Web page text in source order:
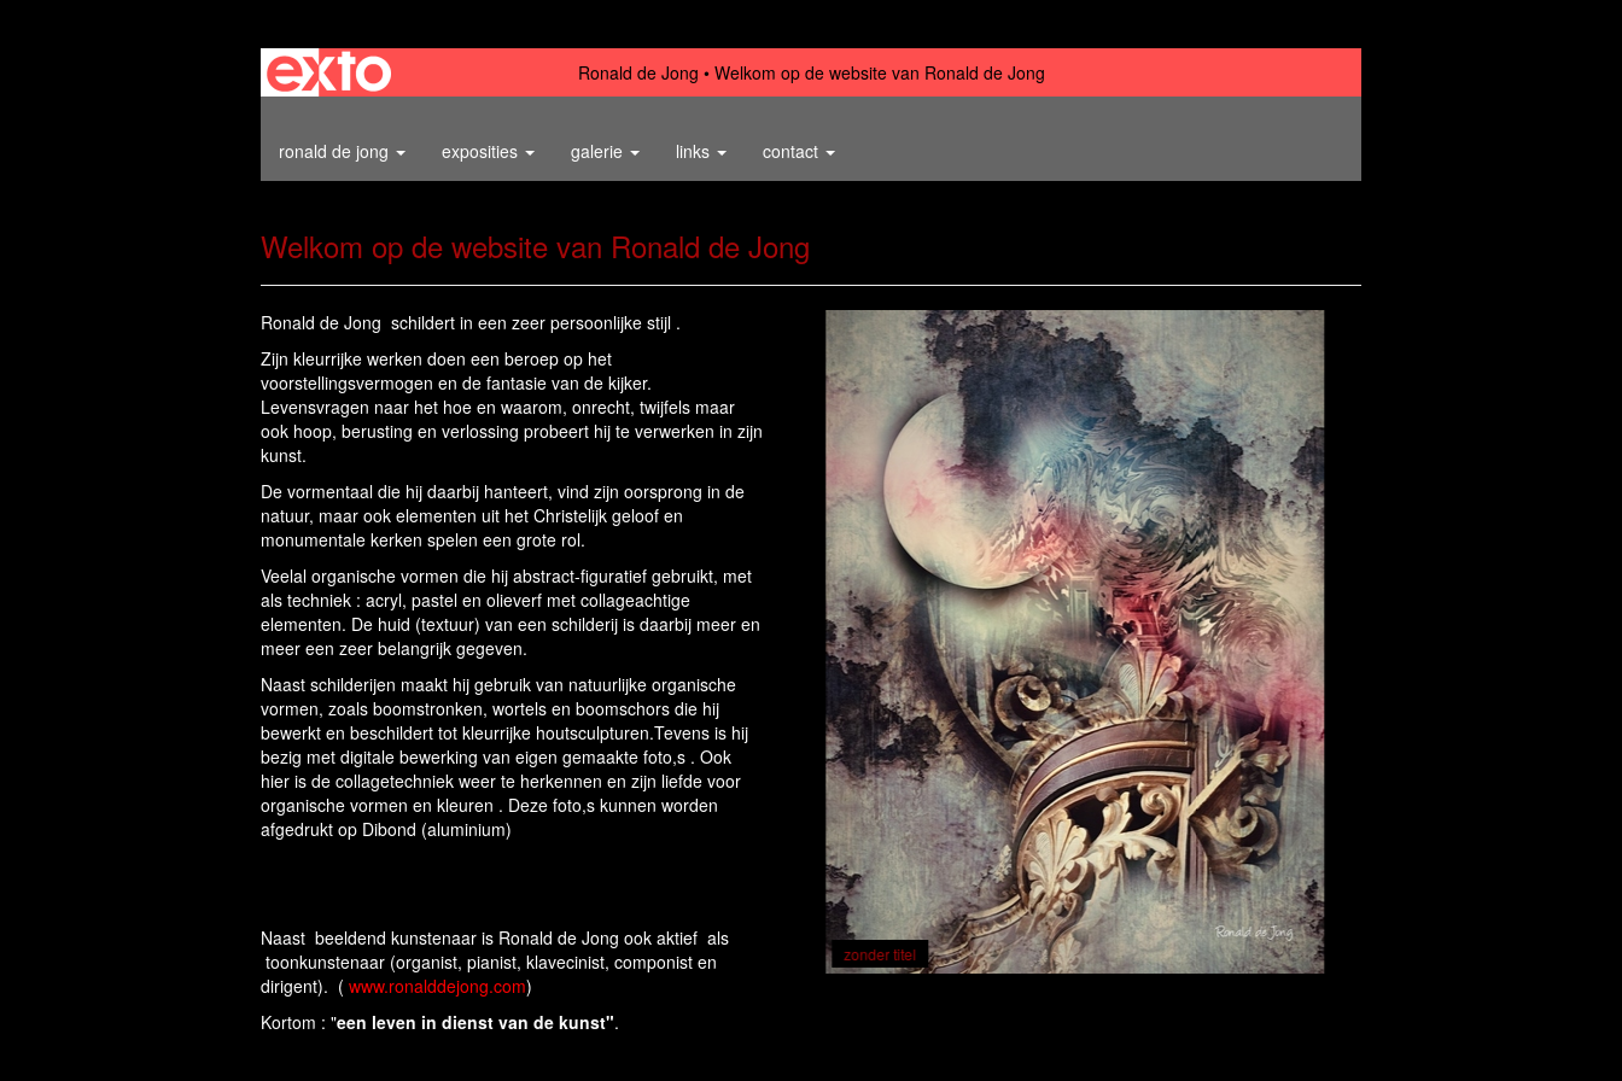
Ronald de Jong Welkom op de website van Ronald de Jong
ronald de jong exposities galerie links contact
Welkom op de website van Ronald de Jong
Blessed Ruines zonder titel
Ronald de Jong schildert in een zeer persoonlijke stijl .
Zijn kleurrijke werken doen een beroep op het
voorstellingsvermogen en de fantasie van de kijker.
Levensvragen naar het hoe en waarom, onrecht, twijfels maar
ook hoop, berusting en verlossing probeert hij te verwerken in zijn
kunst.
De vormentaal die hij daarbij hanteert, vind zijn oorsprong in de
natuur, maar ook elementen uit het Christelijk geloof en
monumentale kerken spelen een grote rol.
Veelal organische vormen die hij abstract-figuratief gebruikt, met
als techniek : acryl, pastel en olieverf met collageachtige
elementen. De huid (textuur) van een schilderij is daarbij meer en
meer een zeer belangrijk gegeven.
Naast schilderijen maakt hij gebruik van natuurlijke organische
vormen, zoals boomstronken, wortels en boomschors die hij
bewerkt en beschildert tot kleurrijke houtsculpturen.Tevens is hij
bezig met digitale bewerking van eigen gemaakte foto,s . Ook
hier is de collagetechniek weer te herkennen en zijn liefde voor
organische vormen en kleuren . Deze foto,s kunnen worden
afgedrukt op Dibond (aluminium)
Naast beeldend kunstenaar is Ronald de Jong ook aktief als
toonkunstenaar (organist, pianist, klavecinist, componist en
dirigent). ( www.ronalddejong.com)
Kortom : "een leven in dienst van de kunst".